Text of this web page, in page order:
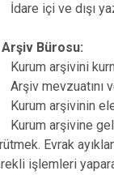
içi ve dışı
Bürosu:
arşivini
mevzuatını
arşivinin
arşivine
Evrak
işlemleri